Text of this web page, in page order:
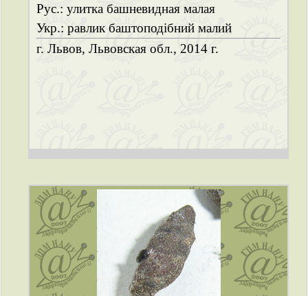
Рус.: улитка башневидная малая
Укр.: равлик баштоподібний малий
г. Львов, Львовская обл., 2014 г.